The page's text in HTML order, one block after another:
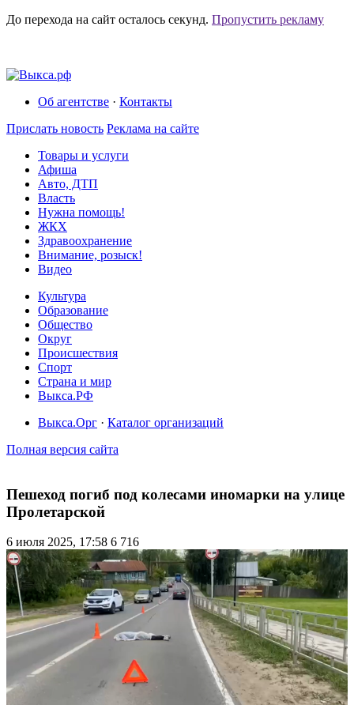
До перехода на сайт осталось секунд. Пропустить рекламу
Об агентстве · Контакты
Прислать новость Реклама на сайте
Товары и услуги
Афиша
Авто, ДТП
Власть
Нужна помощь!
ЖКХ
Здравоохранение
Внимание, розыск!
Видео
Культура
Образование
Общество
Округ
Происшествия
Спорт
Страна и мир
Выкса.РФ
Выкса.Орг · Каталог организаций
Полная версия сайта
Пешеход погиб под колесами иномарки на улице
Пролетарской
6 июля 2025, 17:58 6 716